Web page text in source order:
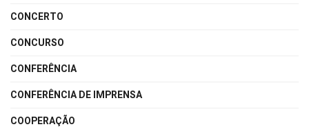
CONCERTO
CONCURSO
CONFERÊNCIA
CONFERÊNCIA DE IMPRENSA
COOPERAÇÃO